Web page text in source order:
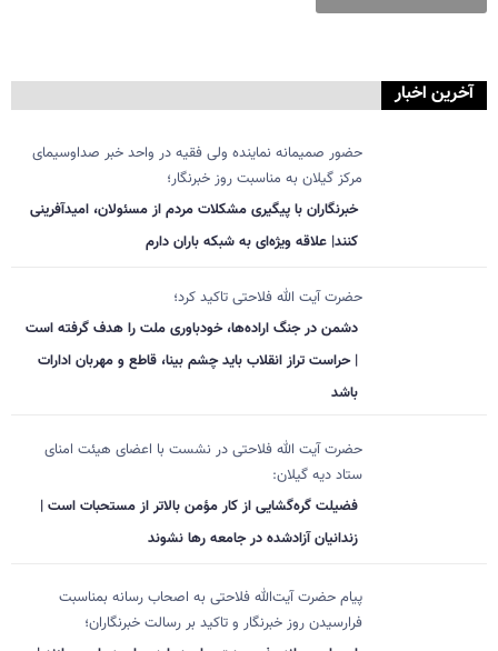
آخرین اخبار
حضور صمیمانه نماینده ولی فقیه در واحد خبر صداوسیمای
مرکز گیلان به مناسبت روز خبرنگار؛
خبرنگاران با پیگیری مشکلات مردم از مسئولان، امیدآفرینی
کنند| علاقه ویژه‌ای به شبکه باران دارم
حضرت آیت الله فلاحتی تاکید کرد؛
دشمن در جنگ اراده‌ها، خودباوری ملت را هدف گرفته است
| حراست تراز انقلاب باید چشم بینا، قاطع و مهربان ادارات
باشد
حضرت آیت الله فلاحتی در نشست با اعضای هیئت امنای
ستاد دیه گیلان:
فضیلت گره‌گشایی از کار مؤمن بالاتر از مستحبات است |
زندانیان آزادشده در جامعه رها نشوند
پیام حضرت آیت‌الله فلاحتی به اصحاب رسانه بمناسبت
فرارسیدن روز خبرنگار و تاکید بر رسالت خبرنگاران؛